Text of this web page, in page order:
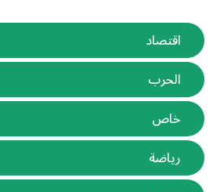
اقتصاد
الحرب
خاص
رياضة